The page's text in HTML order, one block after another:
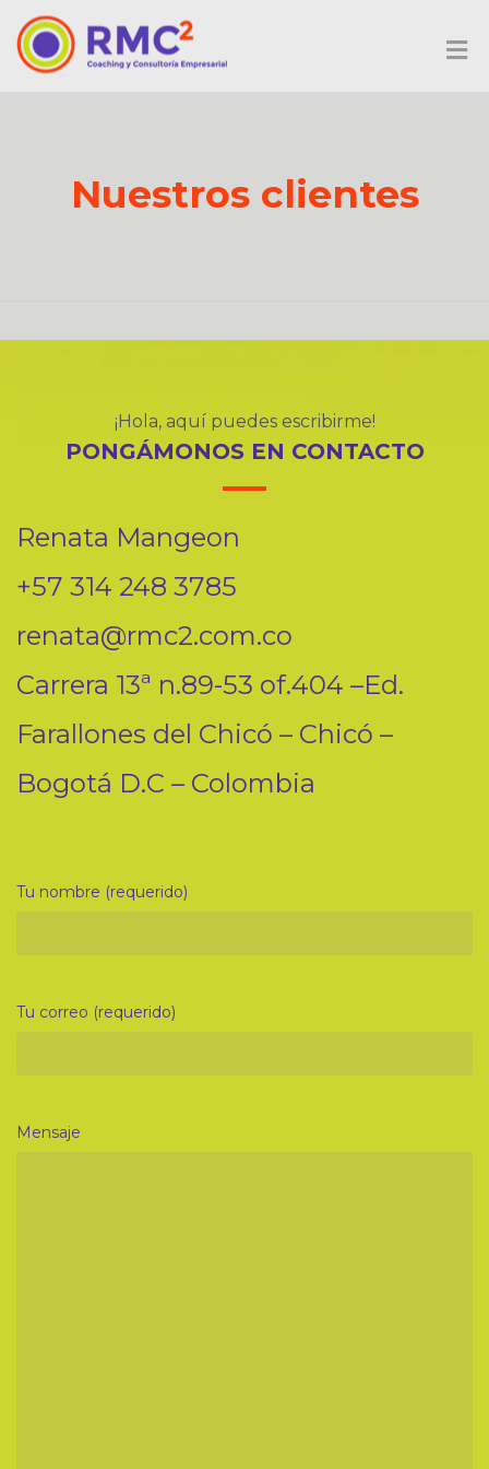
Nuestros clientes
¡Hola, aquí puedes escribirme!
PONGÁMONOS EN CONTACTO
Renata Mangeon
+57 314 248 3785
renata@rmc2.com.co
Carrera 13ª n.89-53 of.404 –Ed.
Farallones del Chicó – Chicó –
Bogotá D.C – Colombia
Tu nombre (requerido)
Tu correo (requerido)
Mensaje